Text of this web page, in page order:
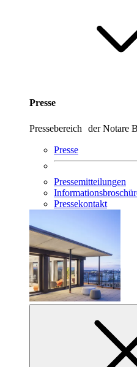
Presse
Pressebereich der Notare
Presse
Pressemitteilungen
Pressekontakt